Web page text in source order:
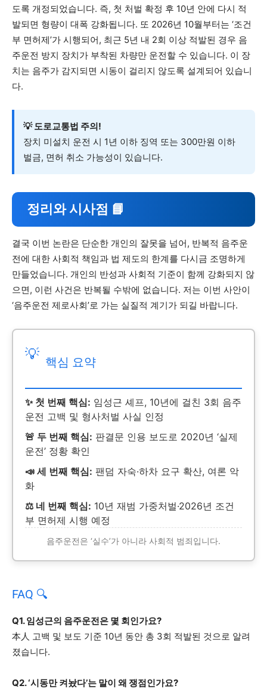
도록 개정되었습니다. 즉, 첫 처벌 확정 후 10년 안에 다시 적
발되면 형량이 대폭 강화됩니다. 또 2026년 10월부터는 ‘조건
부 면허제’가 시행되어, 최근 5년 내 2회 이상 적발된 경우 음
주운전 방지 장치가 부착된 차량만 운전할 수 있습니다. 이 장
치는 음주가 감지되면 시동이 걸리지 않도록 설계되어 있습니
다.
💡 도로교통법 주의!
장치 미설치 운전 시 1년 이하 징역 또는 300만원 이하
벌금, 면허 취소 가능성이 있습니다.
정리와 시사점 📘
결국 이번 논란은 단순한 개인의 잘못을 넘어, 반복적 음주운
전에 대한 사회적 책임과 법 제도의 한계를 다시금 조명하게
만들었습니다. 개인의 반성과 사회적 기준이 함께 강화되지 않
으면, 이런 사건은 반복될 수밖에 없습니다. 저는 이번 사안이
‘음주운전 제로사회’로 가는 실질적 계기가 되길 바랍니다.
💡 핵심 요약
✨ 첫 번째 핵심: 임성근 셰프, 10년에 걸친 3회 음주
운전 고백 및 형사처벌 사실 인정
🚨 두 번째 핵심: 판결문 인용 보도로 2020년 ‘실제
운전’ 정황 확인
📣 세 번째 핵심: 팬덤 자숙·하차 요구 확산, 여론 악
화
⚖️ 네 번째 핵심: 10년 재범 가중처벌·2026년 조건
부 면허제 시행 예정
음주운전은 ‘실수’가 아니라 사회적 범죄입니다.
FAQ 🔍
Q1. 임성근의 음주운전은 몇 회인가요?
本人 고백 및 보도 기준 10년 동안 총 3회 적발된 것으로 알려
졌습니다.
Q2. ‘시동만 켜놨다’는 말이 왜 쟁점인가요?